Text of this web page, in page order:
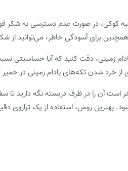
کوکی، در صورت عدم دسترسی به شکر
برای آسودگی خاطر، می‌توانید از
زمینی، دقت کنید که آیا حساسیتی
خرد شدن تکه‌های بادام زمینی در خمیر
است آن را در ظرف دربسته نگه دارید
بهترین روش، استفاده از یک ترازوی